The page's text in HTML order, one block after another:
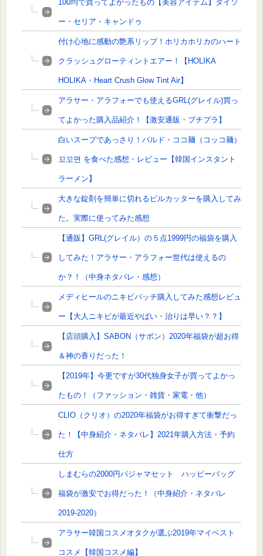
100均で買ってよかったもの【美容アイテム】ダイソ
ー・セリア・キャンドゥ
付け心地に感動の艶系リップ！ホリカホリカのハート
クラッシュグローティントエアー！【HOLIKA
HOLIKA・Heart Crush Glow Tint Air】
アラサー・アラフォーでも使えるGRL(グレイル)買っ
てよかった購入品紹介！【激安通販・プチプラ】
白いスープであっさり！パルド・ココ麺（コッコ麺）
꼬꼬면 を食べた感想・レビュー【韓国インスタント
ラーメン】
大きな錠剤を簡単に切れるピルカッターを購入してみ
た。実際に使ってみた感想
【通販】GRL(グレイル）の５点1999円の福袋を購入
してみた！アラサー・アラフォー世代は使えるの
か？！（中身ネタバレ・感想）
メディヒールのニキビパッチ購入してみた感想レビュ
ー【大人ニキビが最近やばい・治りは早い？？】
【店頭購入】SABON（サボン）2020年福袋が超お得
＆神の香りだった！
【2019年】今更ですが30代独身女子が買ってよかっ
たもの！（ファッション・雑貨・家電・他）
CLIO（クリオ）の2020年福袋がお得すぎて衝撃だっ
た！【中身紹介・ネタバレ】2021年購入方法・予約
仕方
しまむらの2000円パジャマセット ハッピーバッグ
福袋が激安でお得だった！（中身紹介・ネタバレ
2019-2020）
アラサー韓国コスメオタクが選ぶ2019年マイベスト
コスメ【韓国コスメ編】